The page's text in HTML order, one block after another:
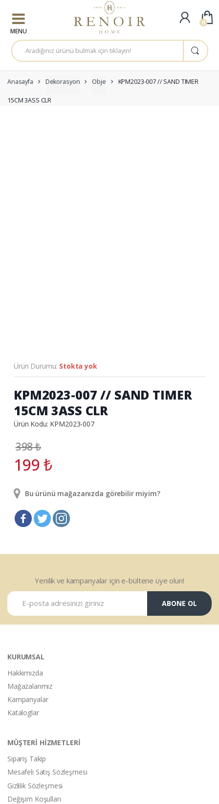
A
r
a
a
:
Anasayfa Dekorasyon Obje KPM2023-007 // SAND TIMER
15CM 3ASS CLR
Ürün Durumu: Stokta yok
KPM2023-007 // SAND TIMER
15CM 3ASS CLR
Ürün Kodu: KPM2023-007
398₺
199₺
Bu ürünü mağazanızda görebilir miyim?
Yenilik ve kampanyalar için e-bültene üye olun!
ABONE OL
KURUMSAL
Hakkımızda
Mağazalarımız
Kampanyalar
Kataloglar
MÜŞTERİ HİZMETLERİ
Sipariş Takip
Mesafeli Satış Sözleşmesi
Gizlilik Sözleşmesi
Değişim Koşulları
0